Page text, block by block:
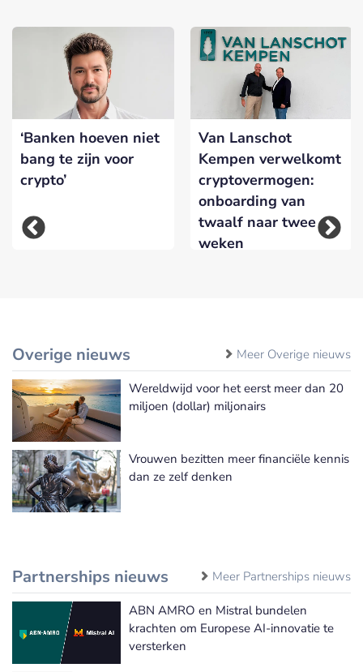
‘Banken hoeven niet
bang te zijn voor
crypto’
Van Lanschot
Kempen verwelkomt
cryptovermogen:
onboarding van
twaalf naar twee
weken
Overige nieuws Meer Overige nieuws
Wereldwijd voor het eerst meer dan 20
miljoen (dollar) miljonairs
Vrouwen bezitten meer financiële kennis
dan ze zelf denken
Partnerships nieuws Meer Partnerships nieuws
ABN AMRO en Mistral bundelen
krachten om Europese AI-innovatie te
versterken